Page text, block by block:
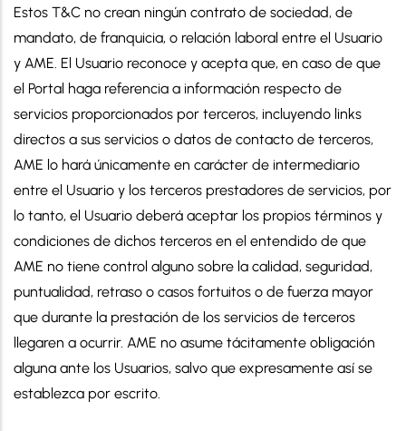
Estos T&C no crean ningún contrato de sociedad, de
mandato, de franquicia, o relación laboral entre el Usuario
y AME. El Usuario reconoce y acepta que, en caso de que
el Portal haga referencia a información respecto de
servicios proporcionados por terceros, incluyendo links
directos a sus servicios o datos de contacto de terceros,
AME lo hará únicamente en carácter de intermediario
entre el Usuario y los terceros prestadores de servicios, por
lo tanto, el Usuario deberá aceptar los propios términos y
condiciones de dichos terceros en el entendido de que
AME no tiene control alguno sobre la calidad, seguridad,
puntualidad, retraso o casos fortuitos o de fuerza mayor
que durante la prestación de los servicios de terceros
llegaren a ocurrir. AME no asume tácitamente obligación
alguna ante los Usuarios, salvo que expresamente así se
establezca por escrito.